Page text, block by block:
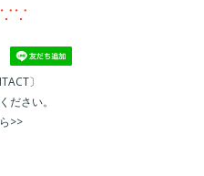
〕
ださい。
>>